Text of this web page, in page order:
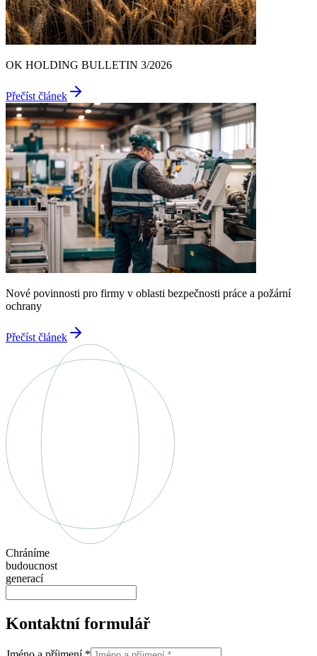
OK HOLDING BULLETIN 3/2026
Přečíst článek
Nové povinnosti pro firmy v oblasti bezpečnosti práce a požární
ochrany
Přečíst článek
Chráníme
budoucnost
generací
Kontaktní formulář